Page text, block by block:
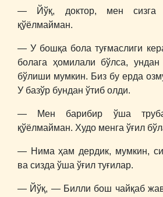
― Йўқ, доктор, мен сизга
қўёлмайман.
― У бошқа бола туғмаслиги
болага ҳомилали бўлса, ундан
бўлиши мумкин. Биз бу ерда
У базўр бундан ўтиб олди.
― Мен барибир ўша
қўёлмайман. Худо менга ўғил
― Нима ҳам дердик, мумкин,
ва сизда ўша ўғил туғилар.
― Йўқ, ― Билли бош чайқаб